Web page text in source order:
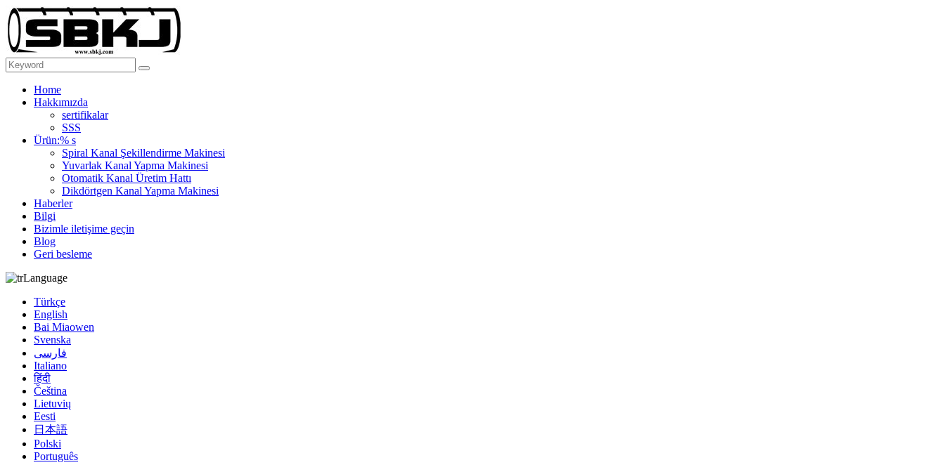
Home
Hakkımızda
sertifikalar
SSS
Ürün:% s
Spiral Kanal Şekillendirme Makinesi
Yuvarlak Kanal Yapma Makinesi
Otomatik Kanal Üretim Hattı
Dikdörtgen Kanal Yapma Makinesi
Haberler
Bilgi
Bizimle iletişime geçin
Blog
Geri besleme
Language
Türkçe
English
Bai Miaowen
Svenska
فارسی
Italiano
हिंदी
Čeština
Lietuvių
Eesti
日本語
Polski
Português